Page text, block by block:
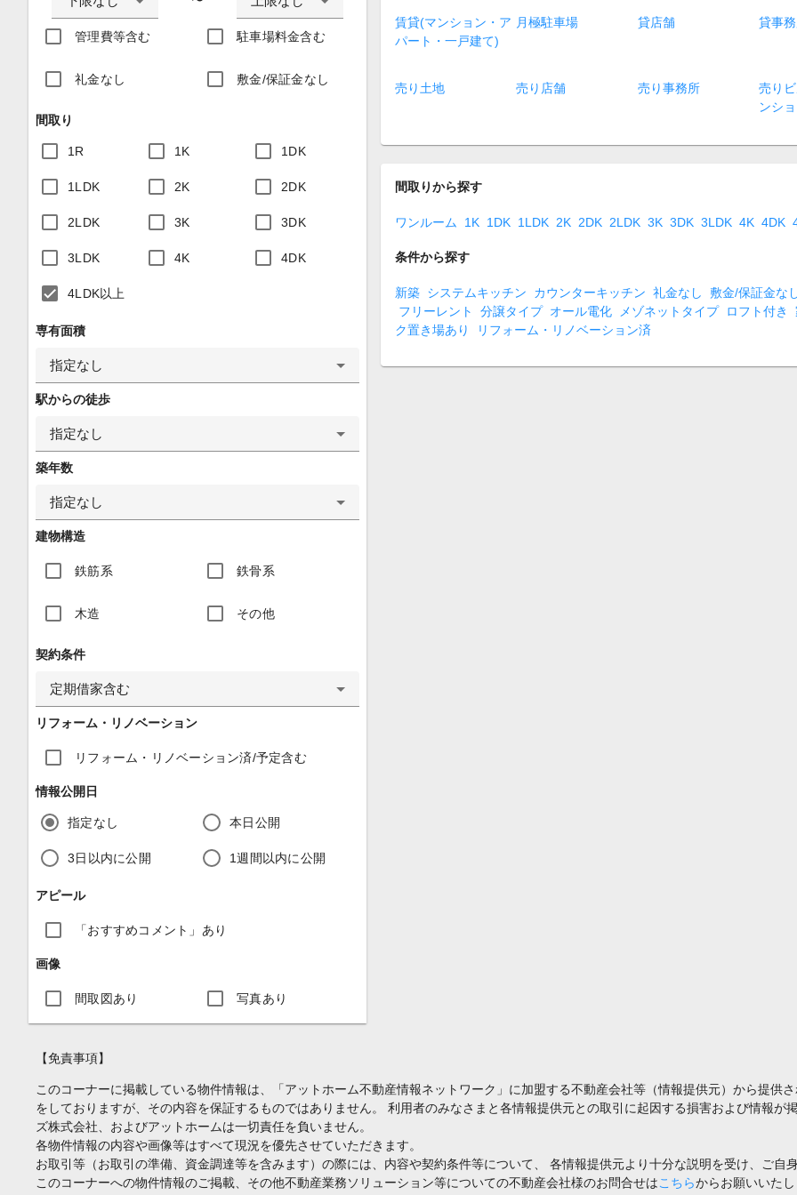
管理費等含む 駐車場料金含む
礼金なし 敷金/保証金なし
間取り
1R 1K 1DK
1LDK 2K 2DK
2LDK 3K 3DK
3LDK 4K 4DK
4LDK以上
専有面積
指定なし
駅からの徒歩
指定なし
築年数
指定なし
建物構造
鉄筋系 鉄骨系
木造 その他
契約条件
定期借家含む
リフォーム・リノベーション
リフォーム・リノベーション済/予定含む
情報公開日
指定なし 本日公開
3日以内に公開 1週間以内に公開
アピール
「おすすめコメント」あり
画像
間取図あり 写真あり
賃貸(マンション・ア
パート・一戸建て)
月極駐車場 貸店舗 貸事
売り土地 売り店舗 売り事務所
売り
ンシ
間取りから探す
ワンルーム 1K 1DK 1LDK 2K 2DK 2LDK 3K 3DK 3LDK 4K 4DK
条件から探す
新築 システムキッチン カウンターキッチン 礼金なし
敷金/保証金な
フリーレント
分譲タイプ オール電化 メゾネットタイプ ロフト付き
ク置き場あり
リフォーム・リノベーション済
【免責事項】
このコーナーに掲載している物件情報は、「アットホーム不動産情報ネットワーク」に加盟する不動産会社等（情報提供元）から提供
をしておりますが、その内容を保証するものではありません。 利用者のみなさまと各情報提供元との取引に起因する損害および情報
ズ株式会社、およびアットホームは一切責任を負いません。
各物件情報の内容や画像等はすべて現況を優先させていただきます。
お取引等（お取引の準備、資金調達等を含みます）の際には、内容や契約条件等について、 各情報提供元より十分な説明を受け、ご自
このコーナーへの物件情報のご掲載、その他不動産業務ソリューション等についての不動産会社様のお問合せはこちらからお願いいた